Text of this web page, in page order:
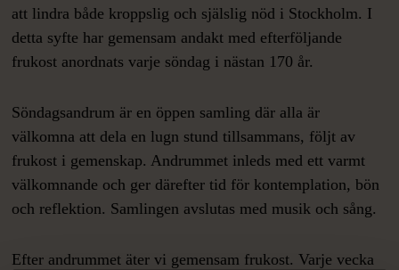
att lindra både kroppslig och själslig nöd i Stockholm. I
detta syfte har gemensam andakt med efterföljande
frukost anordnats varje söndag i nästan 170 år.
Söndagsandrum är en öppen samling där alla är
välkomna att dela en lugn stund tillsammans, följt av
frukost i gemenskap. Andrummet inleds med ett varmt
välkomnande och ger därefter tid för kontemplation, bön
och reflektion. Samlingen avslutas med musik och sång.
Efter andrummet äter vi gemensam frukost. Varje vecka